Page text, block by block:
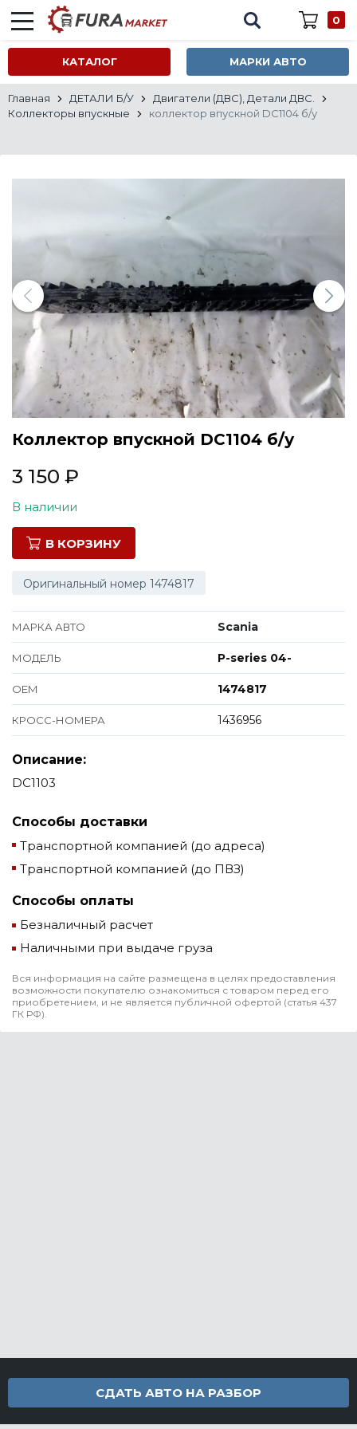
0
КАТАЛОГ МАРКИ АВТО
Все марки
Главная ДЕТАЛИ Б/У
Двигатели (ДВС), Детали ДВС.
Коллекторы впускные
коллектор впускной DC1104 б/у
Коллектор впускной DC1104 б/у
3 150 ₽
В наличии
В КОРЗИНУ
Оригинальный номер 1474817
МАРКА АВТО Scania
МОДЕЛЬ P-series 04-
ОЕМ 1474817
КРОСС-НОМЕРА 1436956
Описание:
DC1103
Способы доставки
Транспортной компанией (до адреса)
Транспортной компанией (до ПВЗ)
Способы оплаты
Безналичный расчет
Наличными при выдаче груза
Вся информация на сайте размещена в целях предоставления
возможности покупателю ознакомиться с товаром перед его
приобретением, и не является публичной офертой (статья 437
ГК РФ).
СДАТЬ АВТО НА РАЗБОР